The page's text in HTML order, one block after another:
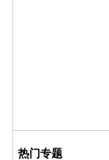
热门专题